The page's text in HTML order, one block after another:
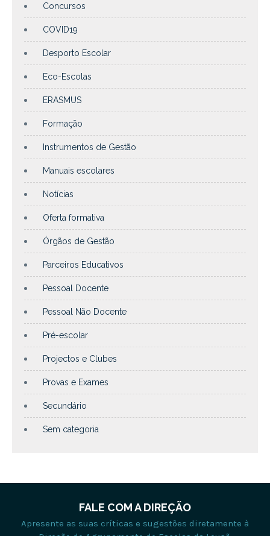
Concursos
COVID19
Desporto Escolar
Eco-Escolas
ERASMUS
Formação
Instrumentos de Gestão
Manuais escolares
Notícias
Oferta formativa
Órgãos de Gestão
Parceiros Educativos
Pessoal Docente
Pessoal Não Docente
Pré-escolar
Projectos e Clubes
Provas e Exames
Secundário
Sem categoria
FALE COM A DIREÇÃO
Apresente as suas críticas e sugestões diretamente à